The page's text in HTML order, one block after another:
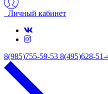
Личный кабинет
8(985)755-59-53 8(495)628-51-